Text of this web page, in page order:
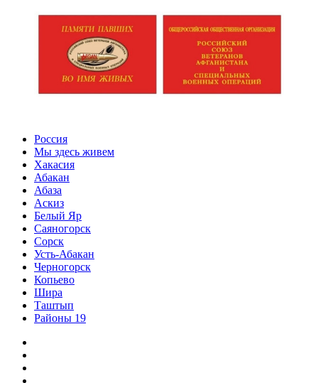
Россия
Мы здесь живем
Хакасия
Абакан
Абаза
Аскиз
Белый Яр
Саяногорск
Сорск
Усть-Абакан
Черногорск
Копьево
Шира
Таштып
Районы 19